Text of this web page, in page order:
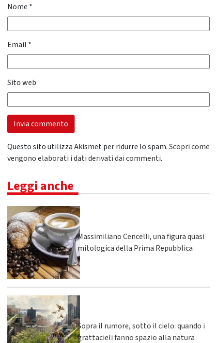
Nome *
Email *
Sito web
Questo sito utilizza Akismet per ridurre lo spam.Scopri come
vengono elaborati i dati derivati dai commenti.
Leggi anche
Massimiliano Cencelli, una figura quasi
mitologica della Prima Repubblica
Sopra il rumore, sotto il cielo: quando i
grattacieli fanno spazio alla natura